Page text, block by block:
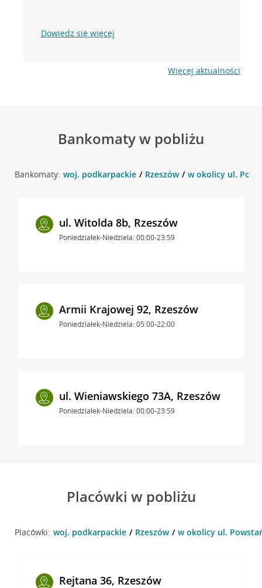
Dowiedz się więcej
Więcej aktualności
Bankomaty w pobliżu
Bankomaty: woj. podkarpackie Rzeszów w okolicy ul.
ul. Witolda 8b, Rzeszów
Poniedziałek-Niedziela: 00:00-23:59
Armii Krajowej 92, Rzeszów
Poniedziałek-Niedziela: 05:00-22:00
ul. Wieniawskiego 73A, Rzeszów
Poniedziałek-Niedziela: 00:00-23:59
Placówki w pobliżu
Placówki: woj. podkarpackie Rzeszów w okolicy ul.
Rejtana 36, Rzeszów